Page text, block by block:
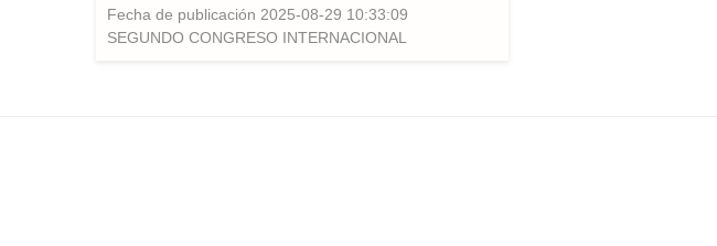
Fecha de publicación 2025-08-29 10:33:09
SEGUNDO CONGRESO INTERNACIONAL